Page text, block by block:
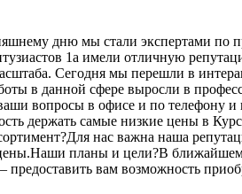
дню мы стали экспертами по
1а имели отличную
Сегодня мы перешли в
в данной сфере выросли в
вопросы в офисе и по телефону
держать самые низкие цены в
нас важна наша
планы и цели?В
вам возможность